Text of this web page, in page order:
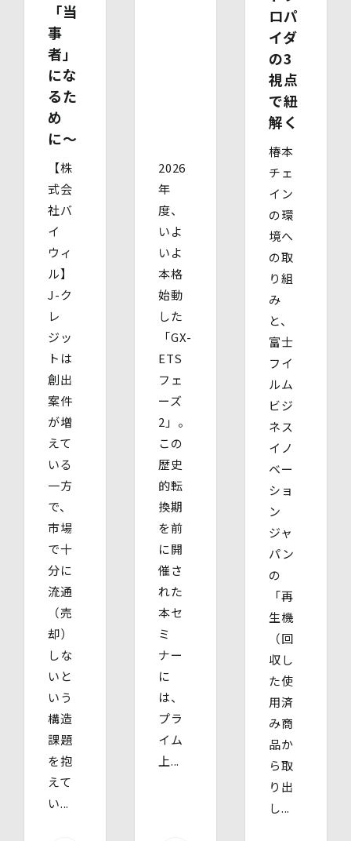
「当
事
者」
にな
るた
め
に〜
【株
式会
社バ
イ
ウィ
ル】
J-ク
レ
ジッ
トは
創出
案件
が増
えて
いる
一方
で、
市場
で十
分に
流通
（売
却）
しな
いと
いう
構造
課題
を抱
えて
い...
2026
年
度、
いよ
いよ
本格
始動
した
「GX-
ETS
フェ
ーズ
2」。
この
歴史
的転
換期
を前
に開
催さ
れた
本セ
ミ
ナー
に
は、
プラ
イム
上...
ロパ
イダ
の3
視点
で紐
解く
椿本
チェ
イン
の環
境へ
の取
り組
み
と、
富士
フイ
ルム
ビジ
ネス
イノ
ベー
ショ
ン
ジャ
パン
の
「再
生機
（回
収し
た使
用済
み商
品か
ら取
り出
し...